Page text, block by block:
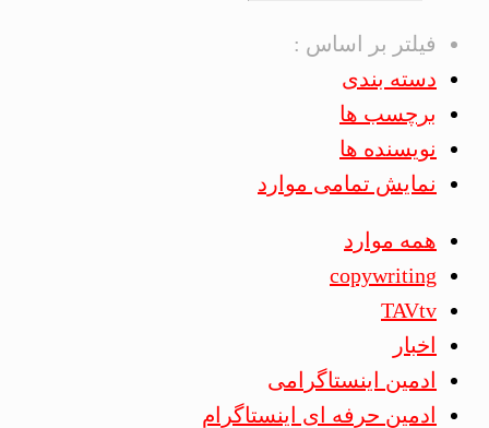
فیلتر بر اساس :
دسته بندی
برچسب ها
نویسنده ها
نمایش تمامی موارد
همه موارد
copywriting
TAVtv
اخبار
ادمین اینستاگرامی
ادمین حرفه ای اینستاگرام